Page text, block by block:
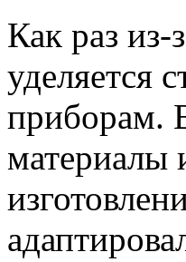
Как раз из-
уделяется
приборам.
материалы